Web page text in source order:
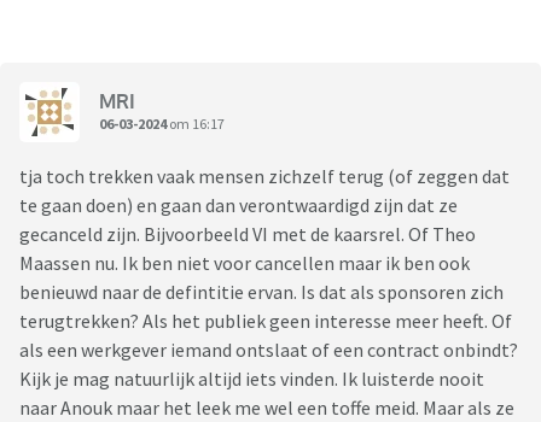
MRI
06-03-2024om 16:17
tja toch trekken vaak mensen zichzelf terug (of zeggen dat
te gaan doen) en gaan dan verontwaardigd zijn dat ze
gecanceld zijn. Bijvoorbeeld VI met de kaarsrel. Of Theo
Maassen nu. Ik ben niet voor cancellen maar ik ben ook
benieuwd naar de defintitie ervan. Is dat als sponsoren zich
terugtrekken? Als het publiek geen interesse meer heeft. Of
als een werkgever iemand ontslaat of een contract onbindt?
Kijk je mag natuurlijk altijd iets vinden. Ik luisterde nooit
naar Anouk maar het leek me wel een toffe meid. Maar als ze